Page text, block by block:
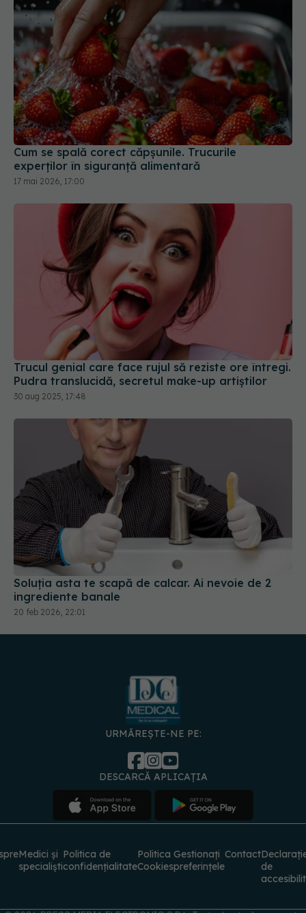
Cum se spală corect căpșunile. Trucurile
experților în siguranță alimentară
17 mai 2026, 17:00
Trucul genial care face rujul să reziste ore întregi.
Pudra translucidă, secretul make-up artiștilor
30 aug 2025, 17:48
Soluția asta te scapă de calcar. Ai nevoie de 2
ingrediente banale
20 feb 2026, 22:01
URMĂREȘTE-NE PE:
DESCARCĂ APLICAȚIA
specialiști
Politica de
confidențialitateCookies
Gestionați
preferințele
Contact
de
© 2026 PRESS MEDIA ELECTRONIC S.R.L. Toate drepturile rezervate